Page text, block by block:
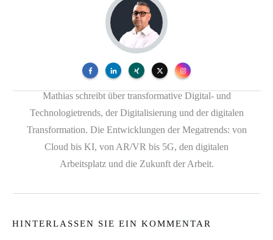
Mathias schreibt über transformative Digital- und
Technologietrends, der Digitalisierung und der digitalen
Transformation. Die Entwicklungen der Megatrends: von
Cloud bis KI, von AR/VR bis 5G, den digitalen
Arbeitsplatz und die Zukunft der Arbeit.
HINTERLASSEN SIE EIN KOMMENTAR